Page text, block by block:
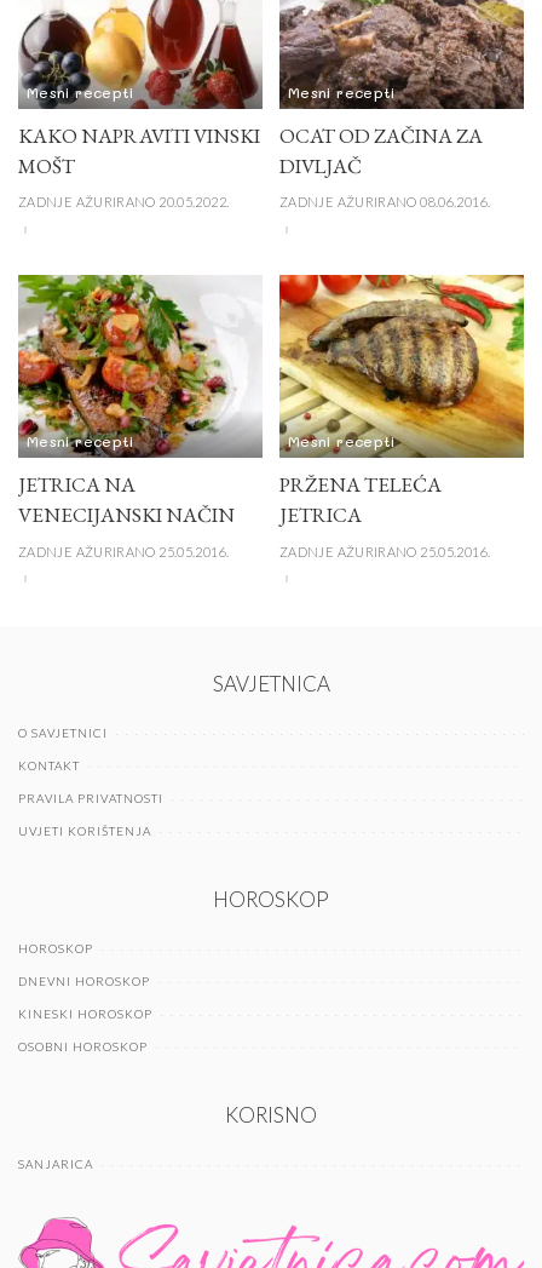
Mesni recepti
KAKO NAPRAVITI VINSKI
MOŠT
ZADNJE AŽURIRANO 20.05.2022.
Mesni recepti
OCAT OD ZAČINA ZA
DIVLJAČ
ZADNJE AŽURIRANO 08.06.2016.
Mesni recepti
JETRICA NA
VENECIJANSKI NAČIN
ZADNJE AŽURIRANO 25.05.2016.
Mesni recepti
PRŽENA TELEĆA
JETRICA
ZADNJE AŽURIRANO 25.05.2016.
SAVJETNICA
O SAVJETNICI
KONTAKT
PRAVILA PRIVATNOSTI
UVJETI KORIŠTENJA
HOROSKOP
HOROSKOP
DNEVNI HOROSKOP
KINESKI HOROSKOP
OSOBNI HOROSKOP
KORISNO
SANJARICA